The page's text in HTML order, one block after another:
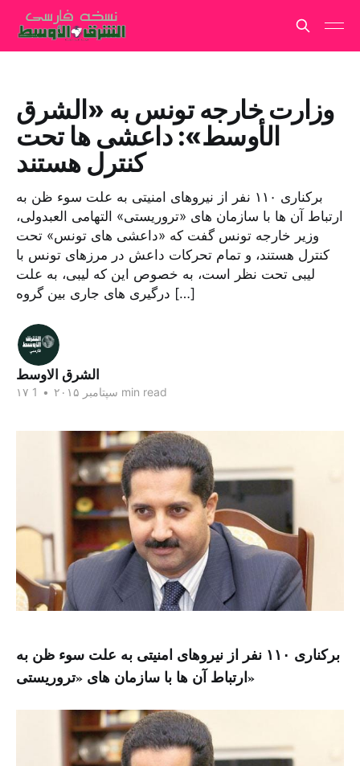
وزارت خارجه تونس به «الشرق
الأوسط»: داعشی ها تحت
کنترل هستند
برکناری ۱۱۰ نفر از نیروهای امنیتی به علت سوء ظن به
ارتباط آن ها با سازمان های «تروریستی» التهامی العبدولی،
وزیر خارجه تونس گفت که «داعشی های تونس» تحت
کنترل هستند، و تمام تحرکات داعش در مرزهای تونس با
لیبی تحت نظر است، به خصوص این که لیبی، به علت
درگیری های جاری بین گروه […]
الشرق الاوسط
۱۷ سپتامبر ۲۰۱۵ • 1 min read
برکناری ۱۱۰ نفر از نیروهای امنیتی به علت سوء ظن به
ارتباط آن ها با سازمان های «تروریستی»